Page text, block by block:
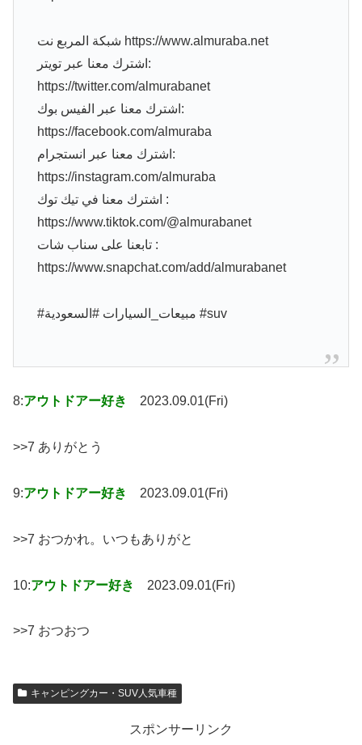
شبكة المربع نت https://www.almuraba.net
اشترك معنا عبر تويتر:
https://twitter.com/almurabanet
اشترك معنا عبر الفيس بوك:
https://facebook.com/almuraba
اشترك معنا عبر انستجرام:
https://instagram.com/almuraba
اشترك معنا في تيك توك :
https://www.tiktok.com/@almurabanet
تابعنا على سناب شات :
https://www.snapchat.com/add/almurabanet
#مبيعات_السيارات #السعودية #suv
8:アウトドアー好き 2023.09.01(Fri)
>>7 ありがとう
9:アウトドアー好き 2023.09.01(Fri)
>>7 おつかれ。いつもありがと
10:アウトドアー好き 2023.09.01(Fri)
>>7 おつおつ
キャンピングカー・SUV人気車種
スポンサーリンク